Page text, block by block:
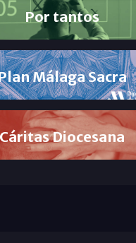
Por tantos
Málaga Sacra
Cáritas Diocesana